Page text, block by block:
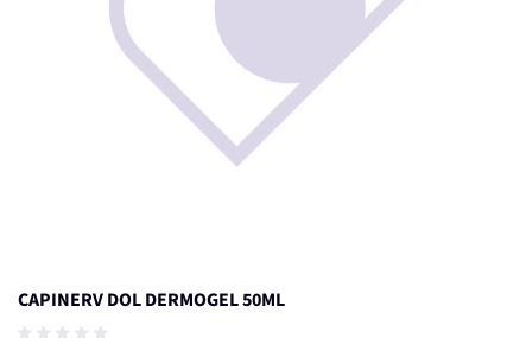
CAPINERV DOL DERMOGEL 50ML